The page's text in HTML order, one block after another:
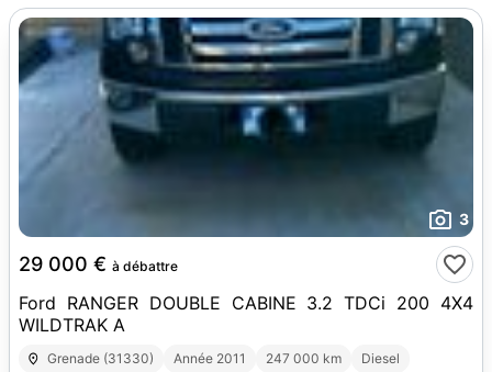
3
29 000 € à débattre
Ford RANGER DOUBLE CABINE 3.2 TDCi 200 4X4
WILDTRAK A
Grenade (31330) Année 2011 247 000 km
Diesel